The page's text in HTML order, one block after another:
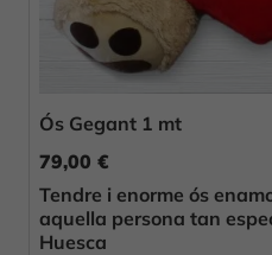
Ós Gegant 1 mt
79,00 €
Tendre i enorme ós
aquella persona tan
Huesca